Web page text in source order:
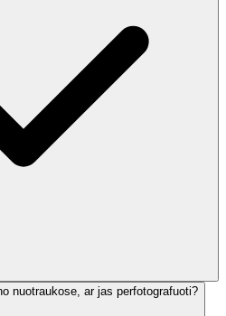
nuotraukose, ar jas perfotografuoti?